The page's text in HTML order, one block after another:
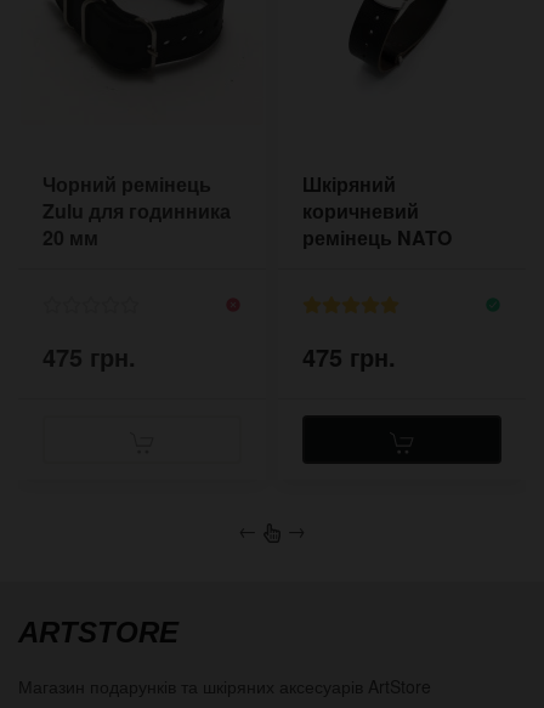
Чорний ремінець
Zulu для годинника
20 мм
475 грн.
Шкіряний
коричневий
ремінець NATO
475 грн.
← →
ARTSTORE